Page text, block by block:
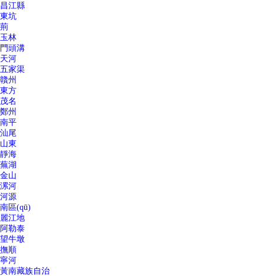
昌江縣
東坑
荊
玉林
門頭溝
天河
五家渠
贛州
東方
茂名
鄭州
南平
汕尾
山東
靜海
蕪湖
金山
漯河
河源
南區(qū)
麗江地
阿勒泰
望牛墩
撫順
寧河
黃南藏族自治